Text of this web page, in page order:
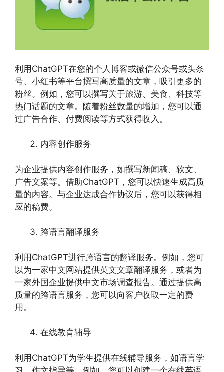
利用ChatGPT在您的个人博客或微信公众号或头条
号、小红书等平台撰写高质量的文章，吸引更多的
粉丝。例如，您可以撰写关于旅游、美食、科技等
热门话题的文章。随着粉丝数量的增加，您可以通
过广告合作、付费阅读等方式获得收入。
内容创作服务
为企业提供内容创作服务，如撰写新闻稿、软文、
广告文案等。借助ChatGPT，您可以快速生成高质
量的内容。与企业达成合作协议后，您可以获得相
应的稿费。
跨语言翻译服务
利用ChatGPT进行跨语言的翻译服务。例如，您可
以为一家中文网站提供英文文章翻译服务，或者为
一家外国企业提供中文市场调查报告。通过提供高
质量的跨语言服务，您可以向客户收取一定的费
用。
在线教育辅导
利用ChatGPT为学生提供在线辅导服务，如语言学
习、作文指导等。例如，您可以创建一个在线英语